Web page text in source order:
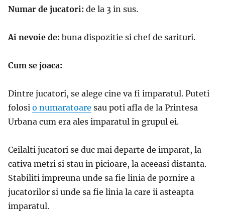
Numar de jucatori: de la 3 in sus.
Ai nevoie de: buna dispozitie si chef de sarituri.
Cum se joaca:
Dintre jucatori, se alege cine va fi imparatul. Puteti
folosi o numaratoare sau poti afla de la Printesa
Urbana cum era ales imparatul in grupul ei.
Ceilalti jucatori se duc mai departe de imparat, la
cativa metri si stau in picioare, la aceeasi distanta.
Stabiliti impreuna unde sa fie linia de pornire a
jucatorilor si unde sa fie linia la care ii asteapta
imparatul.